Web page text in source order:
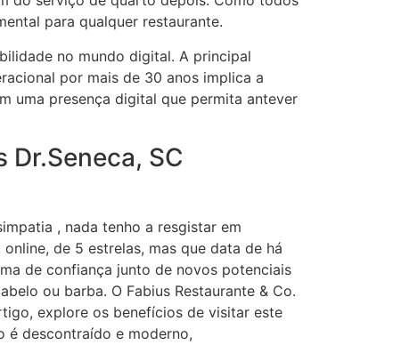
para qualquer restaurante.
no mundo digital. A principal
por mais de 30 anos implica a
uma presença digital que permita antever
SC
, nada tenho a resgistar em
de 5 estrelas, mas que data de há
de confiança junto de novos potenciais
ou barba. O Fabius Restaurante & Co.
explore os benefícios de visitar este
é descontraído e moderno,